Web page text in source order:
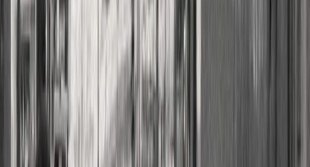
Κατάλληλο
Ενηλίκων